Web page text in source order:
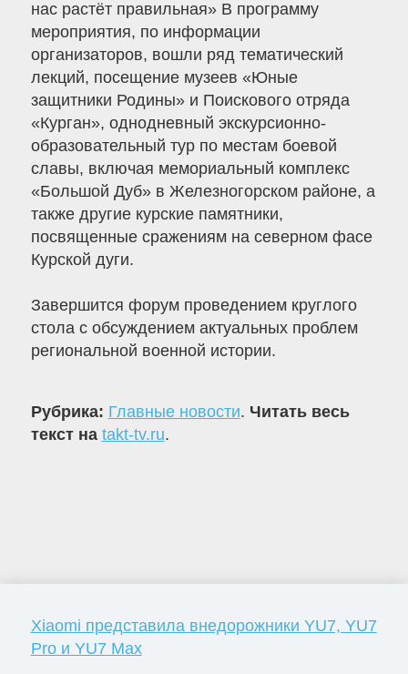
нас растёт правильная» В программу
мероприятия, по информации
организаторов, вошли ряд тематический
лекций, посещение музеев «Юные
защитники Родины» и Поискового отряда
«Курган», однодневный экскурсионно-
образовательный тур по местам боевой
славы, включая мемориальный комплекс
«Большой Дуб» в Железногорском районе, а
также другие курские памятники,
посвященные сражениям на северном фасе
Курской дуги.
Завершится форум проведением круглого
стола с обсуждением актуальных проблем
региональной военной истории.
Рубрика: Главные новости. Читать весь
текст на takt-tv.ru.
Xiaomi представила внедорожники YU7, YU7
Pro и YU7 Max